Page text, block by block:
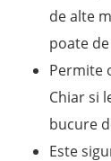
de alte
poate
Permite
Chiar si
bucure
Este